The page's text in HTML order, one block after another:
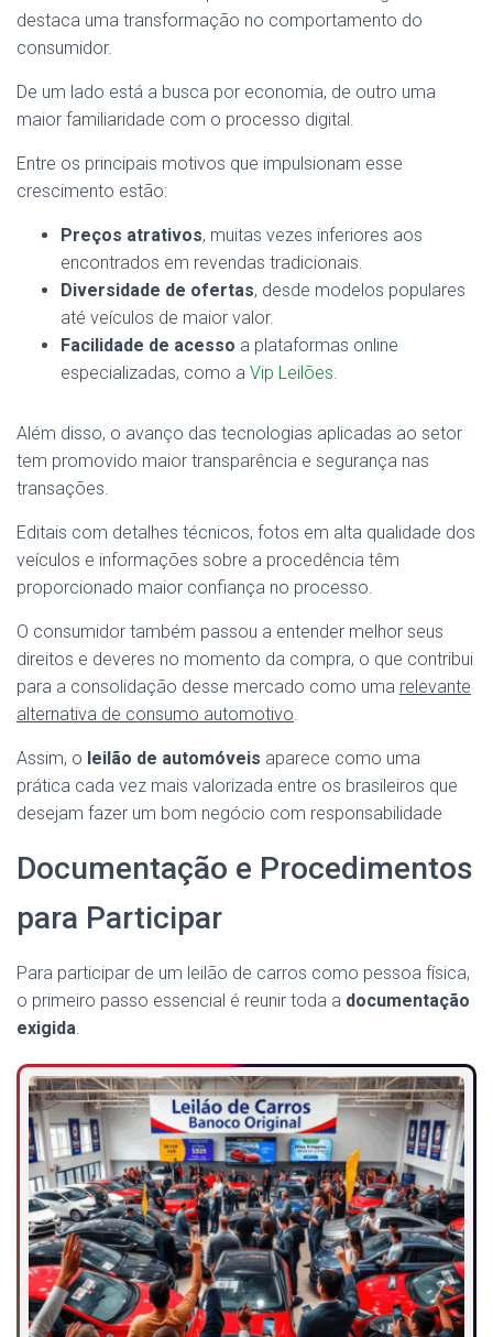
destaca uma transformação no comportamento do
consumidor.
De um lado está a busca por economia, de outro uma
maior familiaridade com o processo digital.
Entre os principais motivos que impulsionam esse
crescimento estão:
Preços atrativos, muitas vezes inferiores aos
encontrados em revendas tradicionais.
Diversidade de ofertas, desde modelos populares
até veículos de maior valor.
Facilidade de acesso a plataformas online
especializadas, como a Vip Leilões.
Além disso, o avanço das tecnologias aplicadas ao setor
tem promovido maior transparência e segurança nas
transações.
Editais com detalhes técnicos, fotos em alta qualidade dos
veículos e informações sobre a procedência têm
proporcionado maior confiança no processo.
O consumidor também passou a entender melhor seus
direitos e deveres no momento da compra, o que contribui
para a consolidação desse mercado como uma relevante
alternativa de consumo automotivo.
Assim, o leilão de automóveis aparece como uma
prática cada vez mais valorizada entre os brasileiros que
desejam fazer um bom negócio com responsabilidade
Documentação e Procedimentos
para Participar
Para participar de um leilão de carros como pessoa física,
o primeiro passo essencial é reunir toda a documentação
exigida.